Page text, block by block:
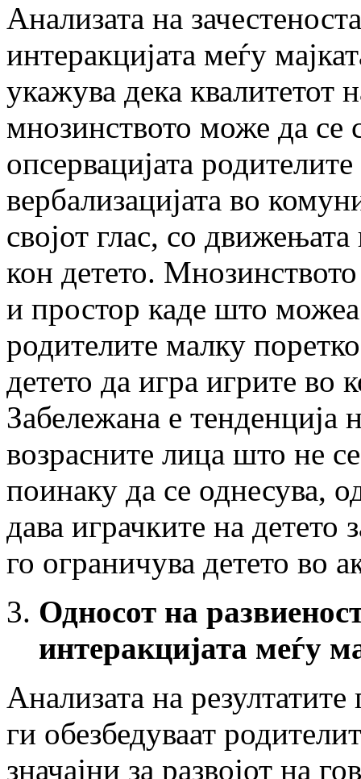
Анализата на
интеракцијата меѓу
укажува дека квалитетот
мнозинството може да се
опсервацијата
вербализацијата во
својот глас, со
кон детето.
и простор каде што
родителите малку
детето да игра игрите во
Забележана е тенденција
возрасните лица што не
поинаку да се однесува,
дава играчките на детето
го ограничува детето во
Односот на
интеракцијата меѓу
Анализата на
ги обезбедуваат
значајни за развојот на